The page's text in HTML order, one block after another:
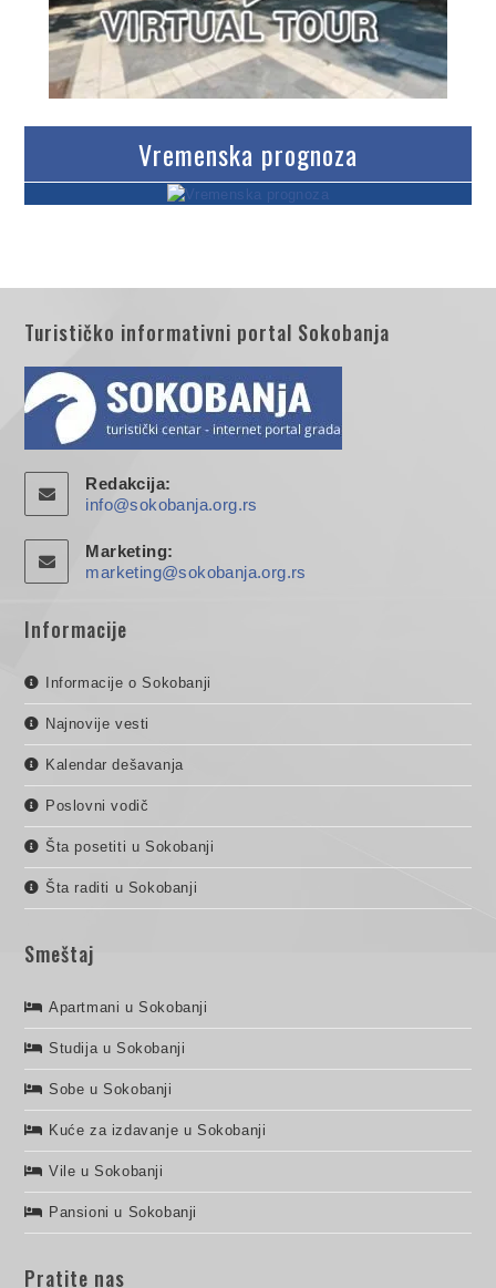
Vremenska prognoza
Turističko informativni portal Sokobanja
Redakcija:
info@sokobanja.org.rs
Marketing:
marketing@sokobanja.org.rs
Informacije
Informacije o Sokobanji
Najnovije vesti
Kalendar dešavanja
Poslovni vodič
Šta posetiti u Sokobanji
Šta raditi u Sokobanji
Smeštaj
Apartmani u Sokobanji
Studija u Sokobanji
Sobe u Sokobanji
Kuće za izdavanje u Sokobanji
Vile u Sokobanji
Pansioni u Sokobanji
Pratite nas